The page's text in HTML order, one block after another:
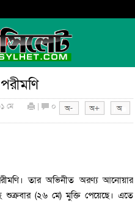
মে
| ০
পরীমণি। তার অভিনীত অরণ্য আনোয়ার
শুক্রবার (২৬ মে) মুক্তি পেয়েছে। এতে